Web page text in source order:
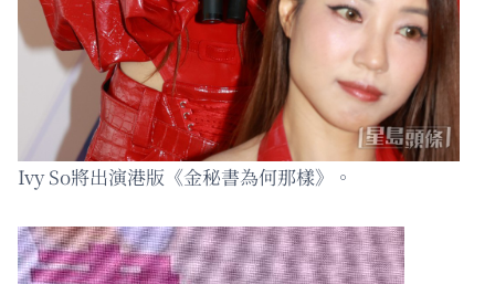
Ivy So將出演港版《金秘書為何那樣》。